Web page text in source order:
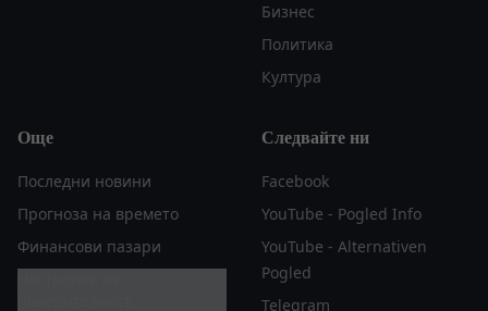
Бизнес
Политика
Култура
Още
Последни новини
Прогноза на времето
Финансови пазари
Следвайте ни
Facebook
YouTube - Pogled Info
YouTube - Alternativen
Pogled
Telegram